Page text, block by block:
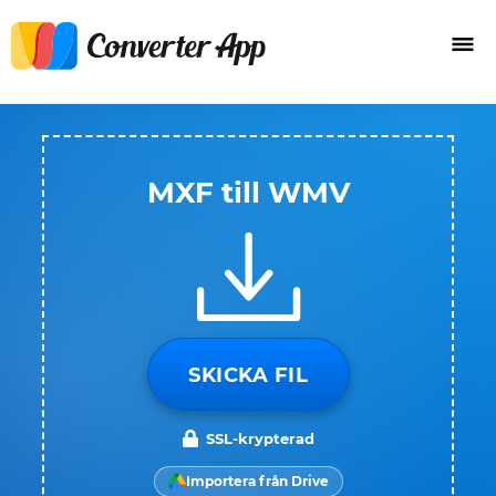
MXF till WMV
SKICKA FIL
SSL-krypterad
Importera från Drive